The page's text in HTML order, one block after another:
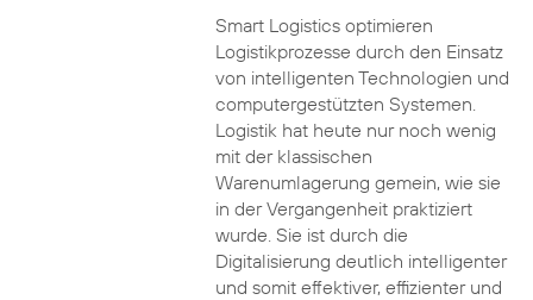
Smart Logistics optimieren
Logistikprozesse durch den Einsatz
von intelligenten Technologien und
computergestützten Systemen.
Logistik hat heute nur noch wenig
mit der klassischen
Warenumlagerung gemein, wie sie
in der Vergangenheit praktiziert
wurde. Sie ist durch die
Digitalisierung deutlich intelligenter
und somit effektiver, effizienter und